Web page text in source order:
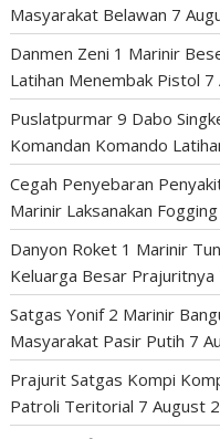
Masyarakat Belawan 7
Danmen Zeni 1 Marinir
Latihan Menembak Pistol 7
Puslatpurmar 9 Dabo
Komandan Komando
Cegah Penyebaran
Marinir Laksanakan Fogging
Danyon Roket 1 Marinir
Keluarga Besar Prajuritnya
Satgas Yonif 2 Marinir
Masyarakat Pasir Putih 7
Prajurit Satgas Kompi
Patroli Teritorial 7 August